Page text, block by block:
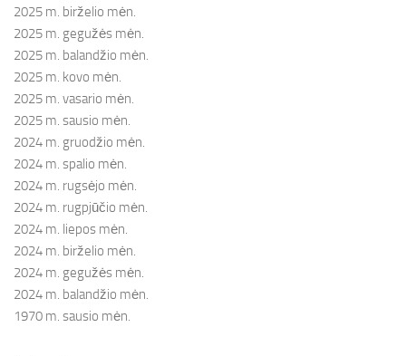
2025 m. birželio mėn.
2025 m. gegužės mėn.
2025 m. balandžio mėn.
2025 m. kovo mėn.
2025 m. vasario mėn.
2025 m. sausio mėn.
2024 m. gruodžio mėn.
2024 m. spalio mėn.
2024 m. rugsėjo mėn.
2024 m. rugpjūčio mėn.
2024 m. liepos mėn.
2024 m. birželio mėn.
2024 m. gegužės mėn.
2024 m. balandžio mėn.
1970 m. sausio mėn.